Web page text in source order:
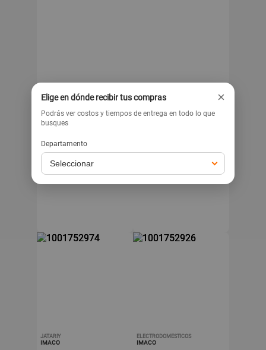
IMACO
Sandwichera Grill Imaco
Linea Gourmet Acero
ISG014A
s/79 -27%
s/
OSTER
Removibles Oster
JATARIY
IMACO
ELECTRODOMESTICOS
IMACO
Elige en dónde recibir tus compras ×
Podrás ver costos y tiempos de entrega en todo lo que
busques
Departamento